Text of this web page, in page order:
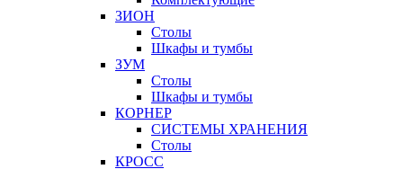
ЗИОН
Столы
Шкафы и тумбы
ЗУМ
Столы
Шкафы и тумбы
КОРНЕР
СИСТЕМЫ ХРАНЕНИЯ
Столы
КРОСС